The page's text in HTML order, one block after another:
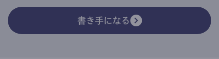
書き手になる